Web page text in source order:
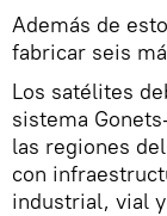
Además de
fabricar seis
Los satélites
sistema
las regiones
con
industrial, vial